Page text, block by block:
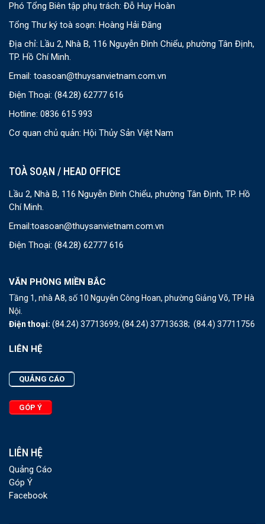
Phó Tổng Biên tập phụ trách: Đỗ Huy Hoàn
Tổng Thư ký toà soạn: Hoàng Hải Đăng
Địa chỉ: Lầu 2, Nhà B, 116 Nguyễn Đình Chiểu, phường Tân Định,
TP. Hồ Chí Minh.
Email: toasoan@thuysanvietnam.com.vn
Điện Thoại: (84.28) 62777 616
Hotline: 0836 615 993
Cơ quan chủ quản: Hội Thủy Sản Việt Nam
TOÀ SOẠN / HEAD OFFICE
Lầu 2, Nhà B, 116 Nguyễn Đình Chiểu, phường Tân Định, TP. Hồ
Chí Minh.
Email:toasoan@thuysanvietnam.com.vn
Điện Thoại: (84.28) 62777 616
VĂN PHÒNG MIỀN BẮC
Tầng 1, nhà A8, số 10 Nguyễn Công Hoan, phường Giảng Võ, TP Hà
Nội.
Điện thoại: (84.24) 37713699; (84.24) 37713638; (84.4) 37711756
LIÊN HỆ
QUẢNG CÁO
GÓP Ý
LIÊN HỆ
Quảng Cáo
Góp Ý
Facebook